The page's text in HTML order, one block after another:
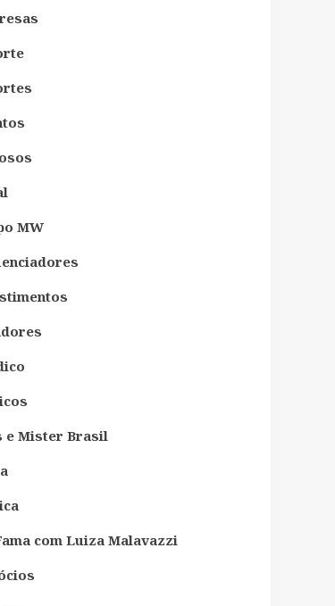
MW
e Mister Brasil
com Luiza Malavazzi